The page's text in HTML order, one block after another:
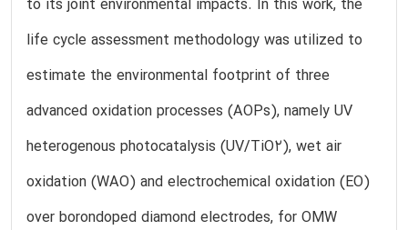
to its joint environmental impacts. In this work, the
life cycle assessment methodology was utilized to
estimate the environmental footprint of three
advanced oxidation processes (AOPs), namely UV
heterogenous photocatalysis (UV/TiO2), wet air
oxidation (WAO) and electrochemical oxidation (EO)
over borondoped diamond electrodes, for OMW